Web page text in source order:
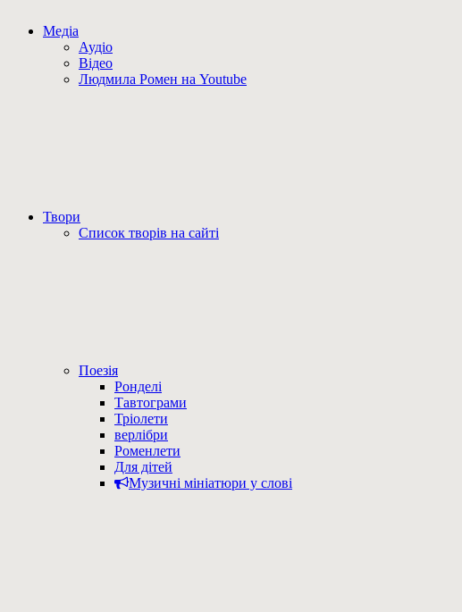
Медіа
Аудіо
Відео
Людмила Ромен на Youtube
Твори
Список творів на сайті
Поезія
Ронделі
Тавтограми
Тріолети
верлібри
Роменлети
Для дітей
Музичні мініатюри у слові